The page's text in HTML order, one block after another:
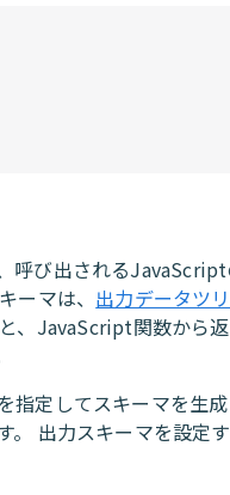
呼び出される
ーマは、 出力データツ
、JavaScript関数から
指定してスキーマを生
。 出力スキーマを設定